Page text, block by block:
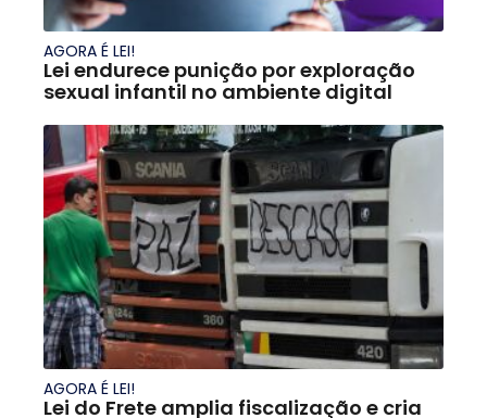
AGORA É LEI!
Lei endurece punição por exploração
sexual infantil no ambiente digital
AGORA É LEI!
Lei do Frete amplia fiscalização e cria